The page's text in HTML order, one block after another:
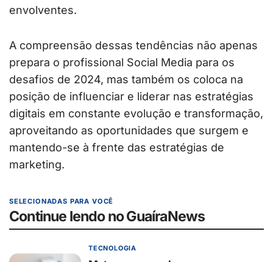
envolventes.
A compreensão dessas tendências não apenas
prepara o profissional Social Media para os
desafios de 2024, mas também os coloca na
posição de influenciar e liderar nas estratégias
digitais em constante evolução e transformação,
aproveitando as oportunidades que surgem e
mantendo-se à frente das estratégias de
marketing.
SELECIONADAS PARA VOCÊ
Continue lendo no GuaíraNews
TECNOLOGIA